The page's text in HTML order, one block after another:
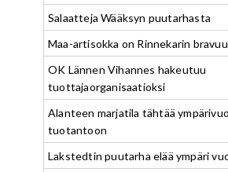
Salaatteja Wääksyn puutarhasta
Maa-artisokka on Rinnekarin
OK Lännen Vihannes hakeutuu
tuottajaorganisaatioksi
Alanteen marjatila tähtää
tuotantoon
Lakstedtin puutarha elää ympäri